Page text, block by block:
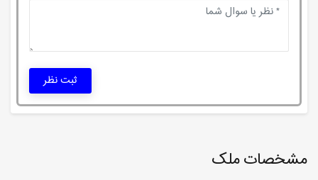
مشخصات ملک
ثبت نظر